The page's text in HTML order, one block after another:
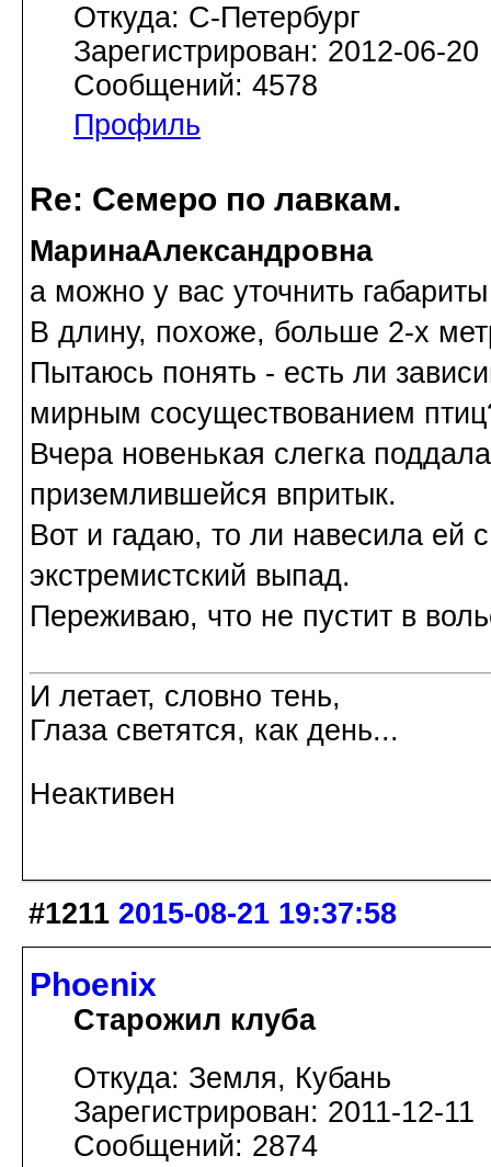
Откуда: С-Петербург
Зарегистрирован: 2012-06-20
Сообщений: 4578
Профиль
Re: Семеро по лавкам.
МаринаАлександровна
а можно у вас уточнить
В длину, похоже, больше 2-х
Пытаюсь понять - есть ли
мирным сосуществованием
Вчера новенькая слегка
приземлившейся впритык.
Вот и гадаю, то ли навесила ей
экстремистский выпад.
Переживаю, что не пустит в
И летает, словно тень,
Глаза светятся, как день...
Неактивен
#1211 2015-08-21 19:37:58
Phoenix
Старожил клуба
Откуда: Земля, Кубань
Зарегистрирован: 2011-12-11
Сообщений: 2874